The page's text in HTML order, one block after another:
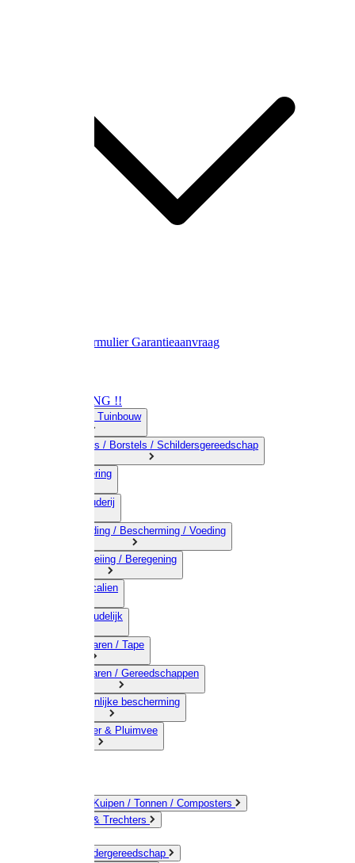
RetourformulierGarantieaanvraag
OPRUIMING !!
01) Land-& Tuinbouw
02) Bezems / Borstels / Schildersgereedschap
03) Afrastering
04) Veehouderij
05) Bestrijding / Bescherming / Voeding
06) Besproeiing / Beregening
07) Chemicalien
08) Huishoudelijk
09) Touwwaren / Tape
10) IJzerwaren / Gereedschappen
11) Persoonlijke bescherming
12) Kleindier & Pluimvee
Emmers / Kuipen / Tonnen / Composters
Jerrycans & Trechters
Hand-/ Kindergereedschap